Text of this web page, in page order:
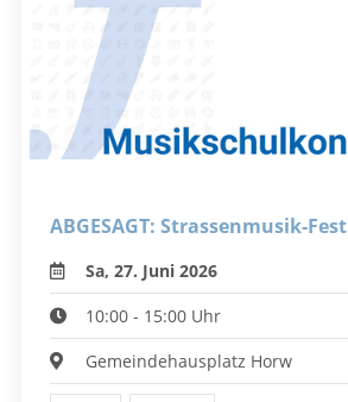
ABGESAGT: Strassenmusik-Fest
Sa, 27. Juni 2026
10:00 - 15:00 Uhr
Gemeindehausplatz Horw